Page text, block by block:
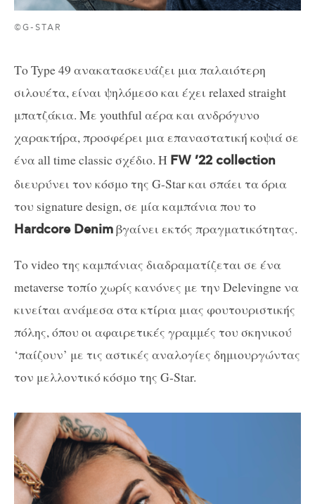
©G-STAR
Το Type 49 ανακατασκευάζει μια παλαιότερη
σιλουέτα, είναι ψηλόμεσο και έχει relaxed straight
μπατζάκια. Με youthful αέρα και ανδρόγυνο
χαρακτήρα, προσφέρει μια επαναστατική κοψιά σε
ένα all time classic σχέδιο. Η FW ’22 collection
διευρύνει τον κόσμο της G-Star και σπάει τα όρια
του signature design, σε μία καμπάνια που το
Hardcore Denimβγαίνει εκτός πραγματικότητας.
Το video της καμπάνιας διαδραματίζεται σε ένα
metaverse τοπίο χωρίς κανόνες με την Delevingne να
κινείται ανάμεσα στα κτίρια μιας φουτουριστικής
πόλης, όπου οι αφαιρετικές γραμμές του σκηνικού
‘παίζουν’ με τις αστικές αναλογίες δημιουργώντας
τον μελλοντικό κόσμο της G-Star.